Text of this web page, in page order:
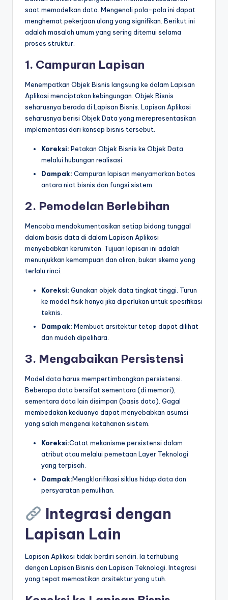
saat memodelkan data. Mengenali pola-pola ini dapat
menghemat pekerjaan ulang yang signifikan. Berikut ini
adalah masalah umum yang sering ditemui selama
proses struktur.
1. Campuran Lapisan
Menempatkan Objek Bisnis langsung ke dalam Lapisan
Aplikasi menciptakan kebingungan. Objek Bisnis
seharusnya berada di Lapisan Bisnis. Lapisan Aplikasi
seharusnya berisi Objek Data yang merepresentasikan
implementasi dari konsep bisnis tersebut.
Koreksi: Petakan Objek Bisnis ke Objek Data
melalui hubungan realisasi.
Dampak: Campuran lapisan menyamarkan batas
antara niat bisnis dan fungsi sistem.
2. Pemodelan Berlebihan
Mencoba mendokumentasikan setiap bidang tunggal
dalam basis data di dalam Lapisan Aplikasi
menyebabkan kerumitan. Tujuan lapisan ini adalah
menunjukkan kemampuan dan aliran, bukan skema yang
terlalu rinci.
Koreksi: Gunakan objek data tingkat tinggi. Turun
ke model fisik hanya jika diperlukan untuk spesifikasi
teknis.
Dampak: Membuat arsitektur tetap dapat dilihat
dan mudah dipelihara.
3. Mengabaikan Persistensi
Model data harus mempertimbangkan persistensi.
Beberapa data bersifat sementara (di memori),
sementara data lain disimpan (basis data). Gagal
membedakan keduanya dapat menyebabkan asumsi
yang salah mengenai ketahanan sistem.
Koreksi:Catat mekanisme persistensi dalam
atribut atau melalui pemetaan Layer Teknologi
yang terpisah.
Dampak:Mengklarifikasi siklus hidup data dan
persyaratan pemulihan.
Integrasi dengan
Lapisan Lain
Lapisan Aplikasi tidak berdiri sendiri. Ia terhubung
dengan Lapisan Bisnis dan Lapisan Teknologi. Integrasi
yang tepat memastikan arsitektur yang utuh.